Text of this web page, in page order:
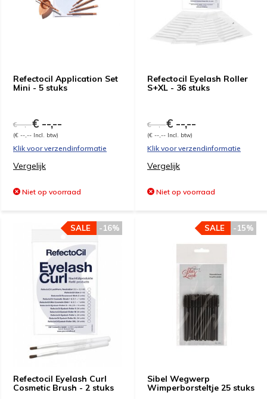
Refectocil Application Set
Mini - 5 stuks
€ --,--€ --,--
(€ --,-- Incl. btw)
Klik voor verzendinformatie
Vergelijk
Niet op voorraad
Refectocil Eyelash Roller
S+XL - 36 stuks
€ --,--€ --,--
(€ --,-- Incl. btw)
Klik voor verzendinformatie
Vergelijk
Niet op voorraad
Refectocil Eyelash Curl
Cosmetic Brush - 2 stuks
-16%
SALE
Sibel Wegwerp
Wimperborsteltje 25 stuks
-15%
SALE